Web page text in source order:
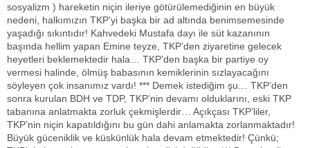
sosyalizm ) hareketin niçin ileriye götürülemediğinin en büyük
nedeni, halkımızın TKP’yi başka bir ad altında benimsemesinde
yaşadığı sıkıntıdır! Kahvedeki Mustafa dayı ile süt kazanının
başında hellim yapan Emine teyze, TKP’den ziyaretine gelecek
heyetleri beklemektedir hala… TKP’den başka bir partiye oy
vermesi halinde, ölmüş babasının kemiklerinin sızlayacağını
söyleyen çok insanımız vardı! *** Demek istediğim şu… TKP’den
sonra kurulan BDH ve TDP, TKP’nin devamı olduklarını, eski TKP
tabanına anlatmakta zorluk çekmişlerdir… Açıkçası TKP’liler,
TKP’nin niçin kapatıldığını bu gün dahi anlamakta zorlanmaktadır!
Büyük güceniklik ve küskünlük hala devam etmektedir! Çünkü;